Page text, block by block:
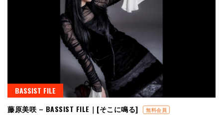
BASSIST FILE
藤原美咲 – BASSIST FILE｜[そこに鳴る]
無料会員